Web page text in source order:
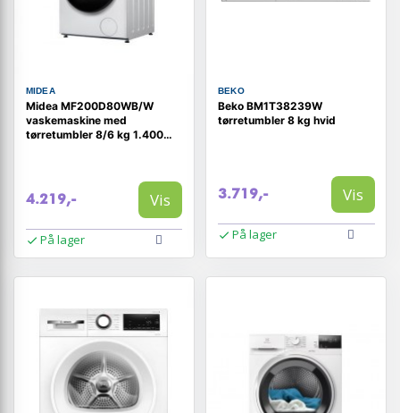
MIDEA
Midea MF200D80WB/W
vaskemaskine med
tørretumbler 8/6 kg 1.400
4.219,- Vis
På lager
BEKO
Beko BM1T38239W
tørretumbler 8 kg hvid
3.719,- Vis
På lager